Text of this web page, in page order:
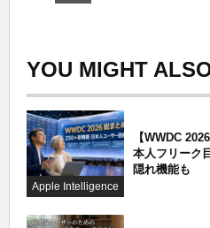
YOU MIGHT
Apple Intelligence
【WWDC
本人フリーク
隠れ機能も